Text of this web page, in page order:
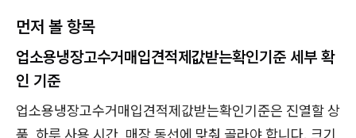
먼저 볼 항목
업소용냉장고수거매입견적제값받는확인기준 세부 확
인 기준
업소용냉장고수거매입견적제값받는확인기준은 진열할 상